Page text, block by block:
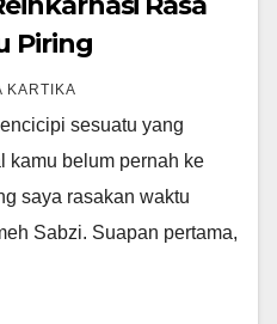
Piring
KARTIKA
sesuatu yang
belum pernah ke
saya rasakan waktu
Sabzi. Suapan pertama,